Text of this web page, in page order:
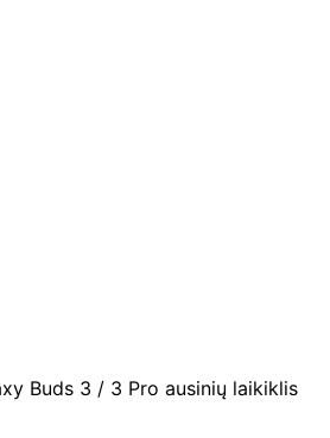
Buds 3 / 3 Pro ausinių laikiklis